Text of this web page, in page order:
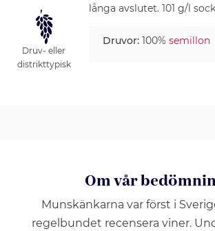
Druv- eller
distrikttypisk
långa avslutet. 101 g/l
Druvor:100% semillon
Om vår
Munskänkarna var först i
regelbundet recensera viner.